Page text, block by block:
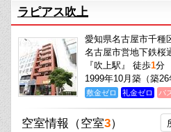
ラピアス吹上
愛知県名古屋市千種
名古屋市営地下鉄桜
『吹上駅』 徒歩1分
1999年10月築（築
敷金ゼロ 礼金ゼロ バ
空室情報 （空室3）